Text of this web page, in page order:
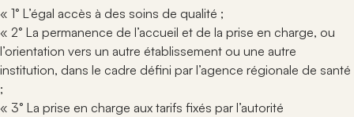
« 1° L’égal accès à des soins de qualité ;
« 2° La permanence de l’accueil et de la prise en charge, ou
l’orientation vers un autre établissement ou une autre
institution, dans le cadre défini par l’agence régionale de santé
;
« 3° La prise en charge aux tarifs fixés par l’autorité